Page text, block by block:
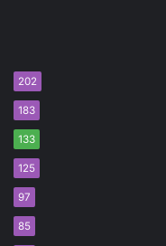
202
183
133
125
97
85